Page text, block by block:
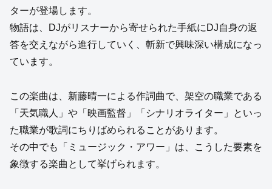
ターが登場します。
物語は、DJがリスナーから寄せられた手紙にDJ自身の返
答を交えながら進行していく、斬新で興味深い構成になっ
ています。
この楽曲は、新藤晴一による作詞曲で、架空の職業である
「天気職人」や「映画監督」「シナリオライター」といっ
た職業が歌詞にちりばめられることがあります。
その中でも「ミュージック・アワー」は、こうした要素を
象徴する楽曲として挙げられます。